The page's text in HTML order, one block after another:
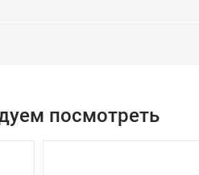
посмотреть